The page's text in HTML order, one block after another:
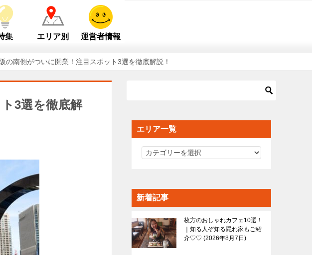
集 エリア別 運営者情報
の南側がついに開業！注目スポット3選を徹底解説！
3選を徹底解
エリア一覧
エ
一
覧
新着記事
枚方のおしゃれカフェ10選！
｜知る人ぞ知る隠れ家もご紹
介♡♡ 2026年8月7日